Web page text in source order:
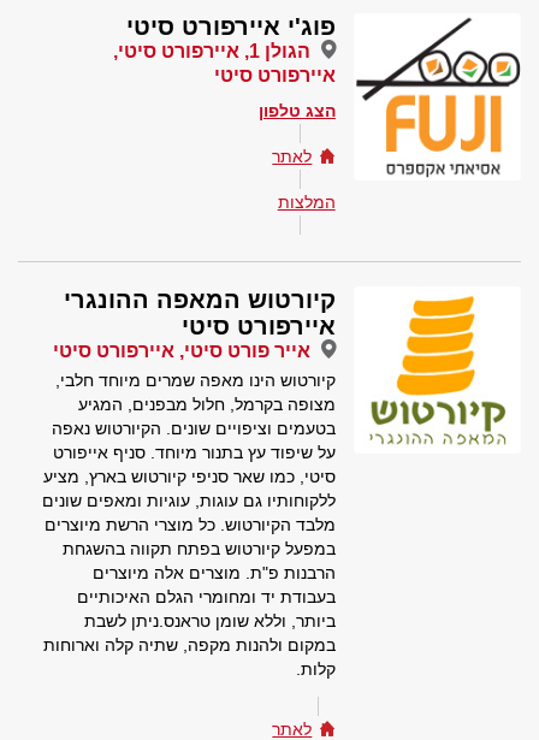
פוג'י איירפורט סיטי
הגולן 1, איירפורט סיטי,
איירפורט סיטי
הצג טלפון
לאתר
המלצות
קיורטוש המאפה ההונגרי
איירפורט סיטי
אייר פורט סיטי, איירפורט סיטי
קיורטוש הינו מאפה שמרים מיוחד חלבי,
מצופה בקרמל, חלול מבפנים, המגיע
בטעמים וציפויים שונים. הקיורטוש נאפה
על שיפוד עץ בתנור מיוחד. סניף אייפורט
סיטי, כמו שאר סניפי קיורטוש בארץ, מציע
ללקוחותיו גם עוגות, עוגיות ומאפים שונים
מלבד הקיורטוש. כל מוצרי הרשת מיוצרים
במפעל קיורטוש בפתח תקווה בהשגחת
הרבנות פ"ת. מוצרים אלה מיוצרים
בעבודת יד ומחומרי הגלם האיכותיים
ביותר, וללא שומן טראנס.ניתן לשבת
במקום ולהנות מקפה, שתיה קלה וארוחות
קלות.
לאתר